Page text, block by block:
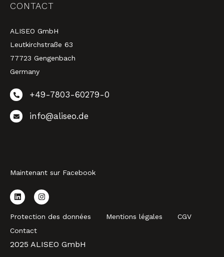
CONTACT
ALISEO GmbH
Leutkirchstraße 63
77723 Gengenbach
Germany
+49-7803-60279-0
info@aliseo.de
Maintenant sur Facebook
Protection des données Mentions légales
CGV
Contact
2025 ALISEO GmbH